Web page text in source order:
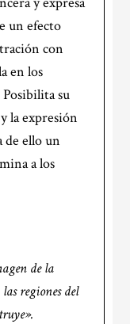
un efecto
con
en los
Posibilita su
la expresión
de ello un
a los
de la
regiones del